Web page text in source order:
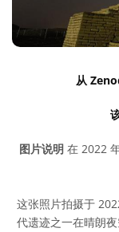
从
图片说明在 2022
这张照片拍摄于
代遗迹之一在晴朗